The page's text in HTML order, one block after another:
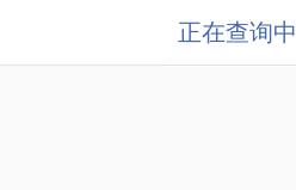
正在查询中